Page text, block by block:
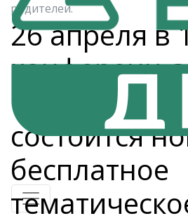
родителей.
26 апреля в
конференц-
«Еламед
состоится
бесплатное